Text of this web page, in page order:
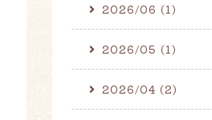
2026/06 (1)
2026/05 (1)
2026/04 (2)